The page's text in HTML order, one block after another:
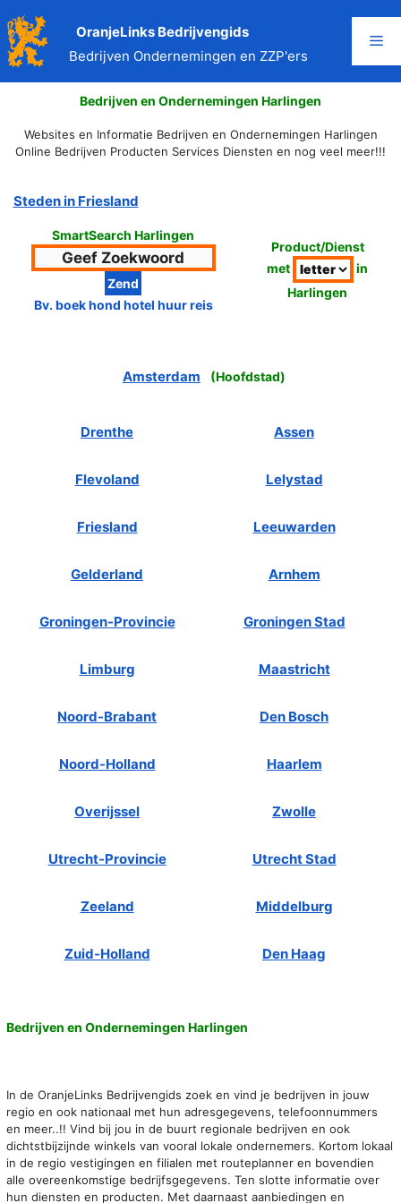
naar
de
inhoud
OranjeLinks Bedrijvengids
Bedrijven Ondernemingen en ZZP'ers
Bedrijven en Ondernemingen Harlingen
Websites en Informatie Bedrijven en Ondernemingen Harlingen
Online Bedrijven Producten Services Diensten en nog veel meer!!!
Steden in Friesland
SmartSearch Harlingen
Bv. boek hond hotel huur reis
Product/Dienst
met
in
Harlingen
Amsterdam (Hoofdstad)
Drenthe Assen
Flevoland Lelystad
Friesland Leeuwarden
Gelderland Arnhem
Groningen-Provincie Groningen Stad
Limburg Maastricht
Noord-Brabant Den Bosch
Noord-Holland Haarlem
Overijssel Zwolle
Utrecht-Provincie Utrecht Stad
Zeeland Middelburg
Zuid-Holland Den Haag
Bedrijven en Ondernemingen Harlingen
In de OranjeLinks Bedrijvengids zoek en vind je bedrijven in jouw
regio en ook nationaal met hun adresgegevens, telefoonnummers
en meer..!! Vind bij jou in de buurt regionale bedrijven en ook
dichtstbijzijnde winkels van vooral lokale ondernemers. Kortom lokaal
in de regio vestigingen en filialen met routeplanner en bovendien
alle overeenkomstige bedrijfsgegevens. Ten slotte informatie over
hun diensten en producten. Met daarnaast aanbiedingen en